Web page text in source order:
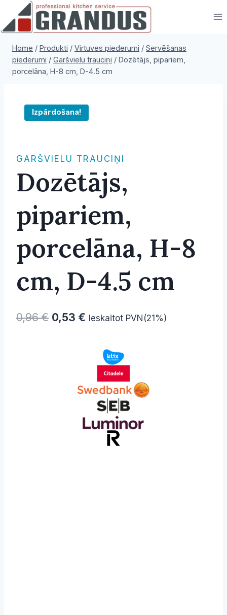
content
Home / Produkti / Virtuves piederumi / Servēšanas
piederumi / Garšvielu trauciņi / Dozētājs, pipariem,
porcelāna, H-8 cm, D-4.5 cm
Izpārdošana!
GARŠVIELU TRAUCIŅI
Dozētājs,
pipariem,
porcelāna, H-8
cm, D-4.5 cm
0,96€ Original
0,53 € Current
0,53 €.
Ieskaitot PVN(21%)